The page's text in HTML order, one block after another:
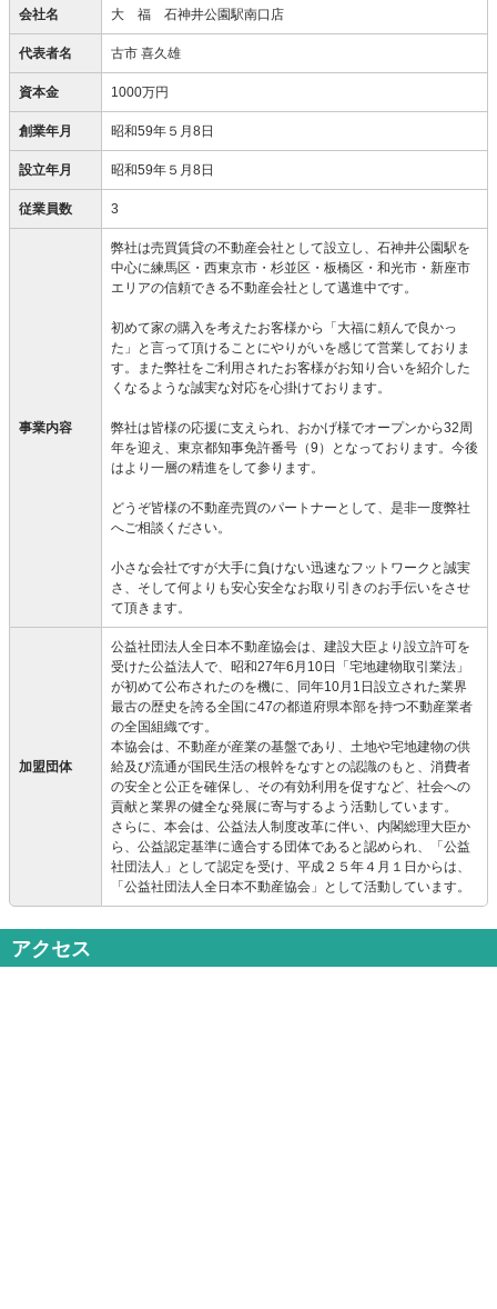
会社名 大 福 石神井公園駅南口店
代表者名 古市 喜久雄
資本金 1000万円
創業年月 昭和59年５月8日
設立年月 昭和59年５月8日
従業員数 3
事業内容
弊社は売買賃貸の不動産会社として設立し、石神井公園駅を
中心に練馬区・西東京市・杉並区・板橋区・和光市・新座市
エリアの信頼できる不動産会社として邁進中です。
初めて家の購入を考えたお客様から「大福に頼んで良かっ
た」と言って頂けることにやりがいを感じて営業しておりま
す。また弊社をご利用されたお客様がお知り合いを紹介した
くなるような誠実な対応を心掛けております。
弊社は皆様の応援に支えられ、おかげ様でオープンから32周
年を迎え、東京都知事免許番号（9）となっております。今後
はより一層の精進をして参ります。
どうぞ皆様の不動産売買のパートナーとして、是非一度弊社
へご相談ください。
小さな会社ですが大手に負けない迅速なフットワークと誠実
さ、そして何よりも安心安全なお取り引きのお手伝いをさせ
て頂きます。
加盟団体
公益社団法人全日本不動産協会は、建設大臣より設立許可を
受けた公益法人で、昭和27年6月10日「宅地建物取引業法」
が初めて公布されたのを機に、同年10月1日設立された業界
最古の歴史を誇る全国に47の都道府県本部を持つ不動産業者
の全国組織です。
本協会は、不動産が産業の基盤であり、土地や宅地建物の供
給及び流通が国民生活の根幹をなすとの認識のもと、消費者
の安全と公正を確保し、その有効利用を促すなど、社会への
貢献と業界の健全な発展に寄与するよう活動しています。
さらに、本会は、公益法人制度改革に伴い、内閣総理大臣か
ら、公益認定基準に適合する団体であると認められ、「公益
社団法人」として認定を受け、平成２５年４月１日からは、
「公益社団法人全日本不動産協会」として活動しています。
アクセス